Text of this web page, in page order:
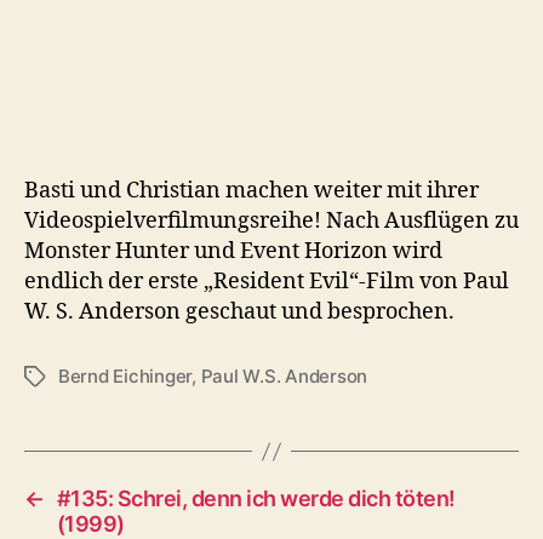
Basti und Christian machen weiter mit ihrer
Videospielverfilmungsreihe! Nach Ausflügen zu
Monster Hunter und Event Horizon wird
endlich der erste „Resident Evil“-Film von Paul
W. S. Anderson geschaut und besprochen.
Schlagwörter
Bernd Eichinger, Paul W.S. Anderson
← #135: Schrei, denn ich werde dich töten!
(1999)